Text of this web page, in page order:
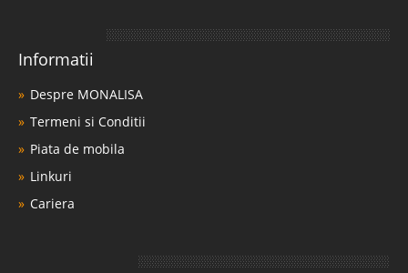
Informatii
Despre MONALISA
Termeni si Conditii
Piata de mobila
Linkuri
Cariera